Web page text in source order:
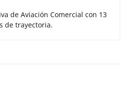
de Aviación Comercial con 13
de trayectoria.